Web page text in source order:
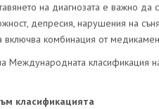
на диагнозата е важно да
депресия, нарушения на
комбинация от
Международната класификация
класификацията